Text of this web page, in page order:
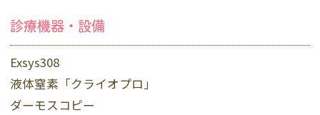
診療機器・設備
Exsys308
液体窒素「クライオプロ」
ダーモスコピー